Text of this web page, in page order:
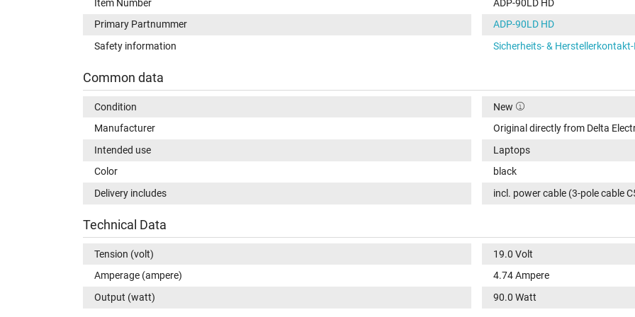
Item Number
ADP-90LD HD
Primary Partnummer
ADP-90LD HD
Safety information
Sicherheits- &
Common data
Condition
New
Manufacturer
Original directly from Delta
Intended use
Laptops
Color
black
Delivery includes
incl. power cable (3-pole cable
Technical Data
Tension (volt)
19.0 Volt
Amperage (ampere)
4.74 Ampere
Output (watt)
90.0 Watt